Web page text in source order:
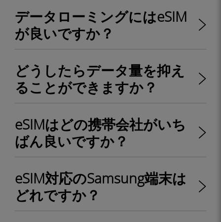
データローミングにはeSIM
が良いですか？
どうしたらデータ量を抑え
ることができますか？
eSIMはどの携帯会社がいち
ばん良いですか？
eSIM対応のSamsung端末は
どれですか？